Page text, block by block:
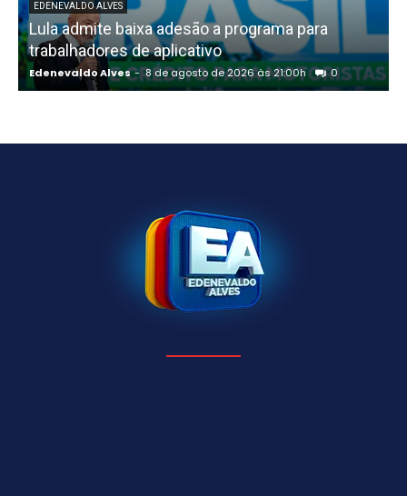
EDENEVALDO ALVES
Lula admite baixa adesão a programa para
trabalhadores de aplicativo
Edenevaldo Alves - 8 de agosto de 2026 às 21:00h 0